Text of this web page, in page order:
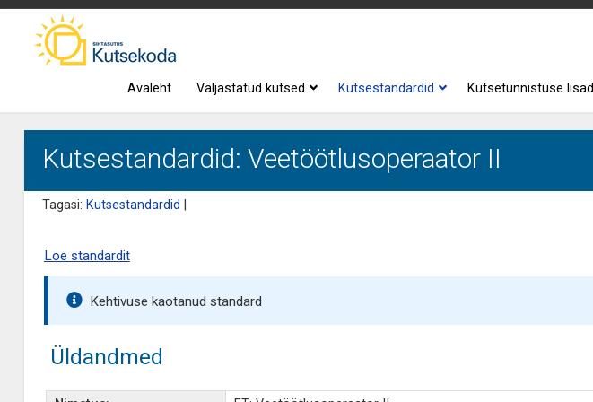
Avaleht Väljastatud kutsed Kutsestandardid Kutsetunnistuse lisad
Kutsestandardid: Veetöötlusoperaator II
Tagasi: Kutsestandardid
Loe standardit
Kehtivuse kaotanud standard
Üldandmed